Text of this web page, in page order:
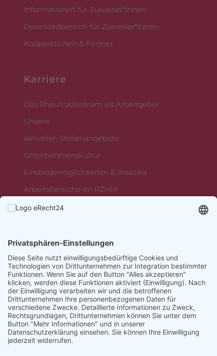
Informationen für Zuweiser*innen
Downloadbereich für Zuweiser*innen
Kooperationen & Partner
Karriere
Das Rheumazentrum als Arbeitgeber
Unsere
aktuellen Stellenangebote
Unternehmenskultur
Einstiegsmöglichkeiten & Praktika
Arbeitsbereiche im RZHM
Sebastian-Kneipp-Straße 36,
35080 Bad Endbach
Diese Seite nutzt einwilligungsbedürftige Cookies und
Technologien von Drittunternehmen zur Integration bestimmter
Funktionen. Wenn Sie auf den Button "Alles akzeptieren"
klicken, werden diese Funktionen aktiviert (Einwilligung). Nach
der Einwilligung verarbeiten wir und die betroffenen
Drittunternehmen Ihre personenbezogenen Daten für
verschiedene Zwecke. Detaillierte Informationen zu Zweck,
Rechtsgrundlagen, Drittunternehmen können Sie unter dem